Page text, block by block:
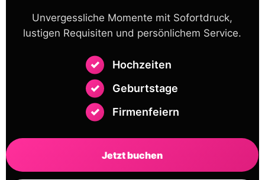
Unvergessliche Momente mit Sofortdruck,
lustigen Requisiten und persönlichem Service.
Hochzeiten
Geburtstage
Firmenfeiern
Jetzt buchen